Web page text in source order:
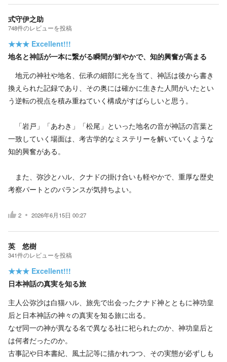
式守伊之助
748件のレビューを投稿
★★★ Excellent!!!
地名と神話が一本に繋がる瞬間が鮮やかで、知的興奮が高まる
地元の神社や地名、伝承の細部に光を当て、神話は後から書き
換えられた記録であり、その奥には確かに生きた人間がいたとい
う逆転の視点を積み重ねていく構成がすばらしいと思う。
「岩戸」「あわき」「松尾」といった地名の音が神話の言葉と
一致していく場面は、考古学的なミステリーを解いていくような
知的興奮がある。
また、弥沙とハル、クナドの掛け合いも軽やかで、重厚な歴史
考察パートとのバランスが気持ちよい。
2 2026年6月15日 00:27
英 悠樹
341件のレビューを投稿
★★★ Excellent!!!
日本神話の真実を知る旅
主人公弥沙は白猫ハル、旅先で出会ったクナド神とともに神功皇
后と日本神話の神々の真実を知る旅に出る。
なぜ同一の神が異なる名で異なる社に祀られたのか、神功皇后と
は何者だったのか。
古事記や日本書紀、風土記等に描かれつつ、その実態が必ずしも